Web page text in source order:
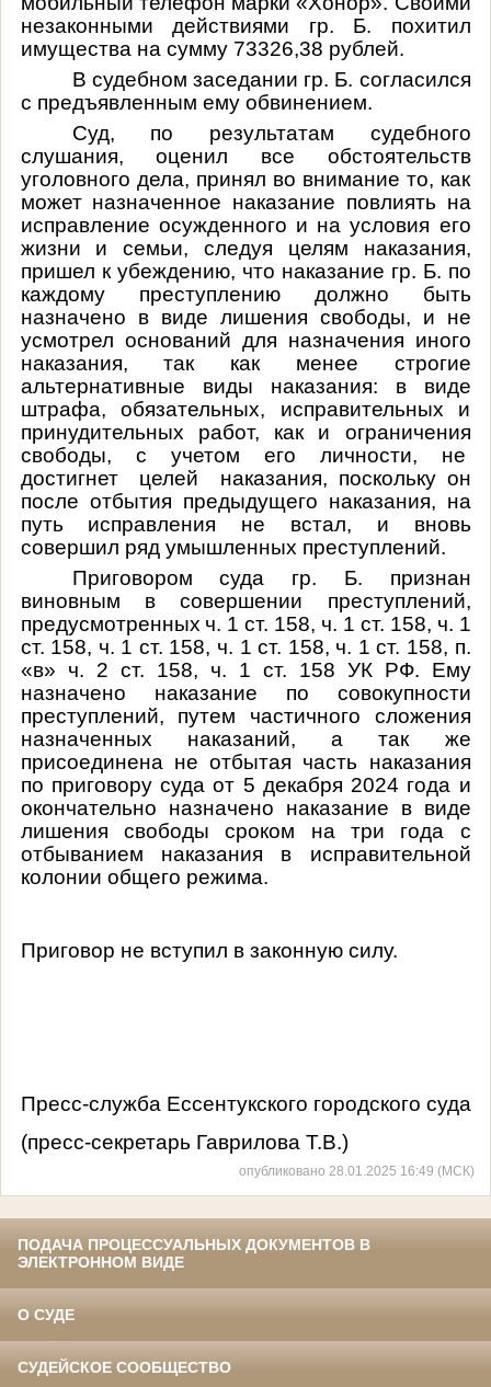
незаконными действиями гр. Б. похитил
имущества на сумму 73326,38 рублей.
В судебном заседании гр. Б. согласился
с предъявленным ему обвинением.
Суд, по результатам судебного
слушания, оценил все обстоятельств
уголовного дела, принял во внимание то, как
может назначенное наказание повлиять на
исправление осужденного и на условия его
жизни и семьи, следуя целям наказания,
пришел к убеждению, что наказание гр. Б. по
каждому преступлению должно быть
назначено в виде лишения свободы, и не
усмотрел оснований для назначения иного
наказания, так как менее строгие
альтернативные виды наказания: в виде
штрафа, обязательных, исправительных и
принудительных работ, как и ограничения
свободы, с учетом его личности, не
достигнет целей наказания, поскольку он
после отбытия предыдущего наказания, на
путь исправления не встал, и вновь
совершил ряд умышленных преступлений.
Приговором суда гр. Б. признан
виновным в совершении преступлений,
предусмотренных ч. 1 ст. 158, ч. 1 ст. 158, ч. 1
ст. 158, ч. 1 ст. 158, ч. 1ст. 158, ч. 1ст. 158, п.
«в» ч. 2 ст. 158, ч. 1 ст. 158 УК РФ. Ему
назначено наказание по совокупности
преступлений, путем частичного сложения
назначенных наказаний, а так же
присоединена не отбытая часть наказания
по приговору суда от 5 декабря 2024 года и
окончательно назначено наказание в виде
лишения свободы сроком на три года с
отбыванием наказания в исправительной
колонии общего режима.
Приговор не вступил в законную силу.
Пресс-служба Ессентукского городского суда
(пресс-секретарь Гаврилова Т.В.)
опубликовано 28.01.2025 16:49 (МСК)
ПОДАЧА ПРОЦЕССУАЛЬНЫХ ДОКУМЕНТОВ В
ЭЛЕКТРОННОМ ВИДЕ
О СУДЕ
СУДЕЙСКОЕ СООБЩЕСТВО